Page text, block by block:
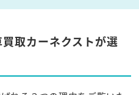
取カーネクストが選